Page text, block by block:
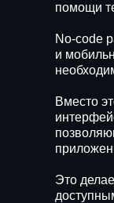
помощи
No-code
и
Вместо
Это